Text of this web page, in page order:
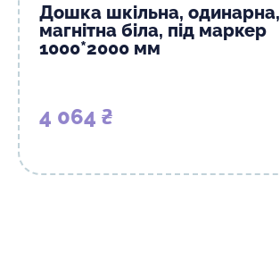
Дошка шкільна, одинарна,
магнітна біла, під маркер
1000*2000 мм
4 064 ₴